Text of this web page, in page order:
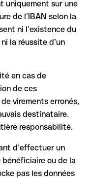
retour des fonds
de rappel sur
surtout si les fonds ont
est plus
chaque IBAN
et confirmez-le
cas de doute. Cette
pour des montants
uniquement sur une
de l’IBAN selon la
ni l’existence du
la réussite d’un
en cas de
de ces
virements erronés,
destinataire.
responsabilité.
d’effectuer un
ou de la
pas les données